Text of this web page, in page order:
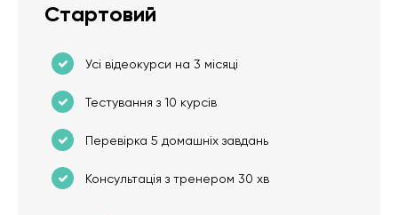
Стартовий
Усі відеокурси на 3 місяці
Тестування з 10 курсів
Перевірка 5 домашніх завдань
Консультація з тренером 30 хв